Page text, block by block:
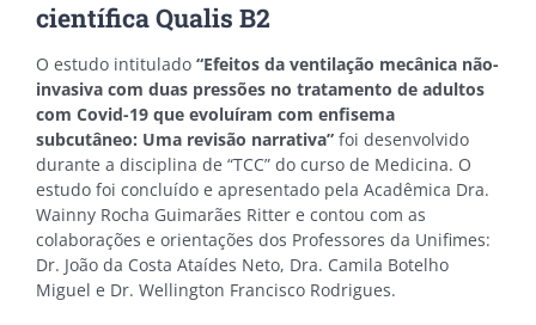
científica Qualis B2
O estudo intitulado “Efeitos da ventilação mecânica não-
invasiva com duas pressões no tratamento de adultos
com Covid-19 que evoluíram com enfisema
subcutâneo: Uma revisão narrativa”foi desenvolvido
durante a disciplina de “TCC” do curso de Medicina. O
estudo foi concluído e apresentado pela Acadêmica Dra.
Wainny Rocha Guimarães Ritter e contou com as
colaborações e orientações dos Professores da Unifimes:
Dr. João da Costa Ataídes Neto, Dra. Camila Botelho
Miguel e Dr. Wellington Francisco Rodrigues.